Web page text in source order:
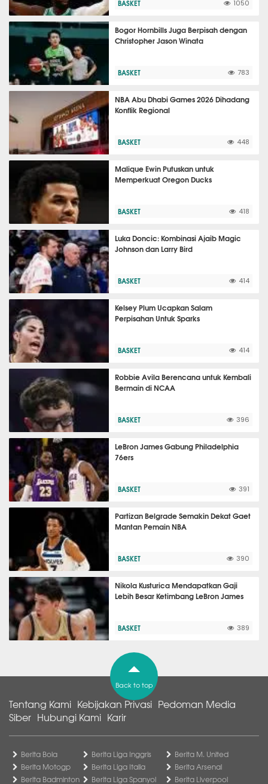
BASKET 1050
Bogor Hornbills Juga Berpisah dengan
Christopher Jason Winata
BASKET 783
NBA Abu Dhabi Games 2026 Dihadang
Konflik Regional
BASKET 448
Malique Ewin Putuskan untuk
Memperkuat Oregon Ducks
BASKET 418
Luka Doncic: Kombinasi Ajaib Magic
Johnson dan Larry Bird
BASKET 414
Kelsey Plum Ucapkan Salam
Perpisahan Untuk Sparks
BASKET 414
Robbie Avila Berencana untuk Kembali
Bermain di NCAA
BASKET 396
LeBron James Gabung Philadelphia
76ers
BASKET 391
Partizan Belgrade Semakin Dekat Gaet
Mantan Pemain NBA
BASKET 390
Nikola Kusturica Mendapatkan Gaji
Lebih Besar Ketimbang LeBron James
BASKET 389
Back to top
Tentang Kami Kebijakan Privasi Pedoman Media
Siber Hubungi Kami Karir
Berita Bola
Berita Motogp
Berita Badminton
Berita Liga Inggris
Berita Liga Italia
Berita Liga Spanyol
Berita M. United
Berita Arsenal
Berita Liverpool